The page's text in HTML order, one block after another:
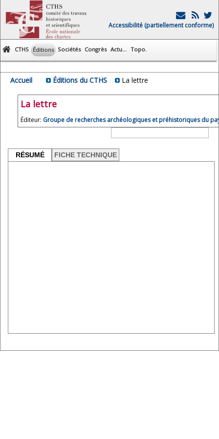
Accessibilité (partiellement conforme)
CTHS Éditions Sociétés Congrès Actu... Topo.
Accueil Éditions du CTHS La lettre
La lettre
Éditeur: Groupe de recherches archéologiques et préhistoriques du
RÉSUMÉ FICHE TECHNIQUE